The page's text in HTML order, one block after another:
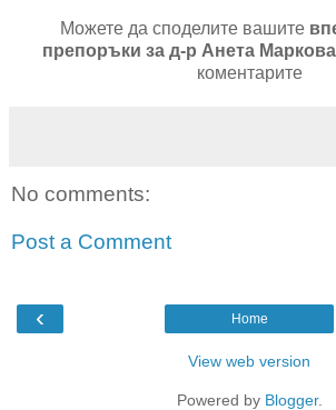
Можете да споделите вашите
препоръки за д-р Анета
коментарите
No comments:
Post a Comment
‹ Home
View web version
Powered by Blogger.